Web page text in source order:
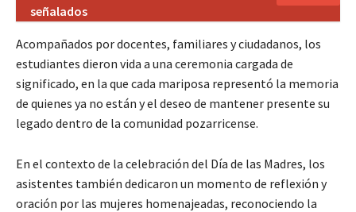
señalados
Acompañados por docentes, familiares y ciudadanos, los
estudiantes dieron vida a una ceremonia cargada de
significado, en la que cada mariposa representó la memoria
de quienes ya no están y el deseo de mantener presente su
legado dentro de la comunidad pozarricense.
En el contexto de la celebración del Día de las Madres, los
asistentes también dedicaron un momento de reflexión y
oración por las mujeres homenajeadas, reconociendo la